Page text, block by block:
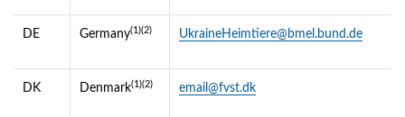
DE Germany(1)(2) UkraineHeimtiere@bmel.bund.de
DK Denmark(1)(2) email@fvst.dk